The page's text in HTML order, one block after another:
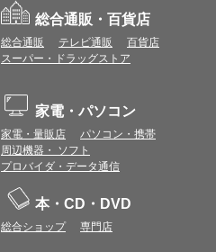
総合通販・百貨店
総合通販 テレビ通販
百貨店
スーパー・ドラッグストア
家電・パソコン
家電・量販店
パソコン・携帯
周辺機器・ ソフト
プロバイダ・データ通信
本・CD・DVD
総合ショップ 専門店